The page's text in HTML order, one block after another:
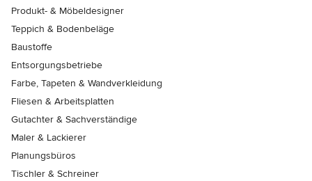
Produkt- & Möbeldesigner
Teppich & Bodenbeläge
Baustoffe
Entsorgungsbetriebe
Farbe, Tapeten & Wandverkleidung
Fliesen & Arbeitsplatten
Gutachter & Sachverständige
Maler & Lackierer
Planungsbüros
Tischler & Schreiner